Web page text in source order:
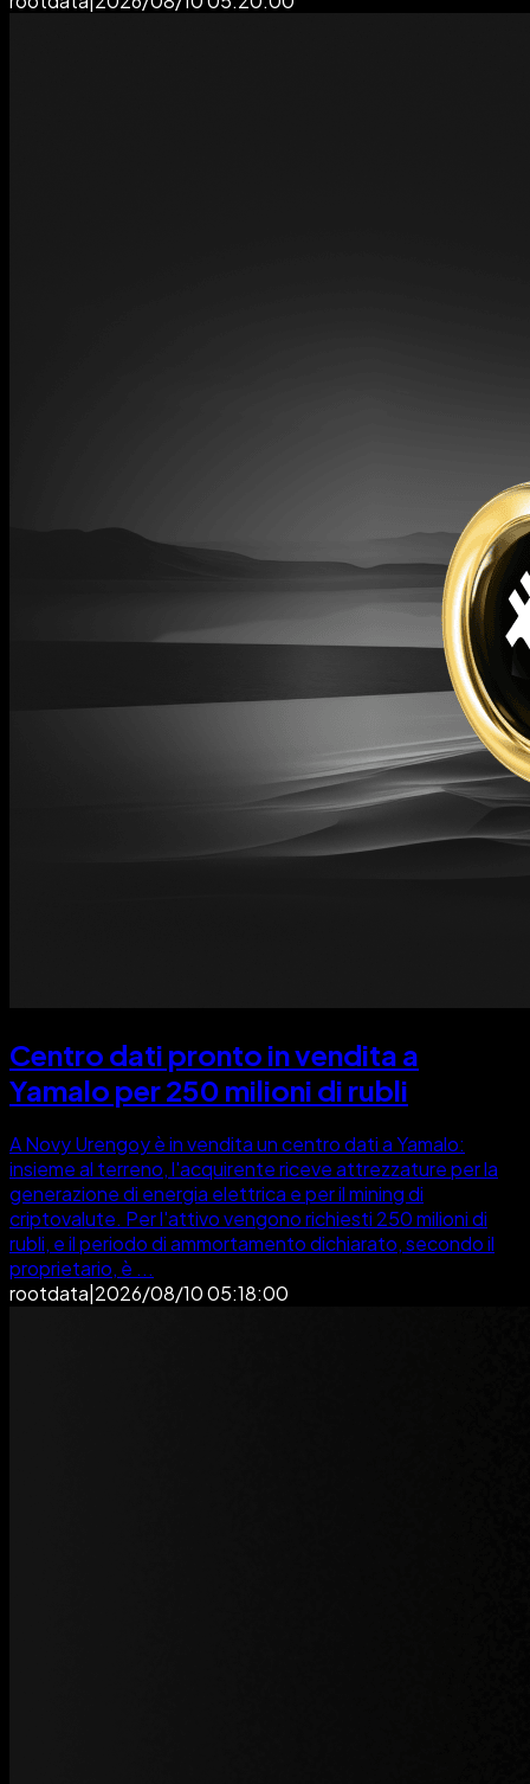
Centro dati pronto in vendita a
Yamalo per 250 milioni di rubli
A Novy Urengoy è in vendita un centro dati a Yamalo:
insieme al terreno, l'acquirente riceve attrezzature per la
generazione di energia elettrica e per il mining di
criptovalute. Per l'attivo vengono richiesti 250 milioni di
rubli, e il periodo di ammortamento dichiarato, secondo il
proprietario, è ...
rootdata|2026/08/10 05:18:00